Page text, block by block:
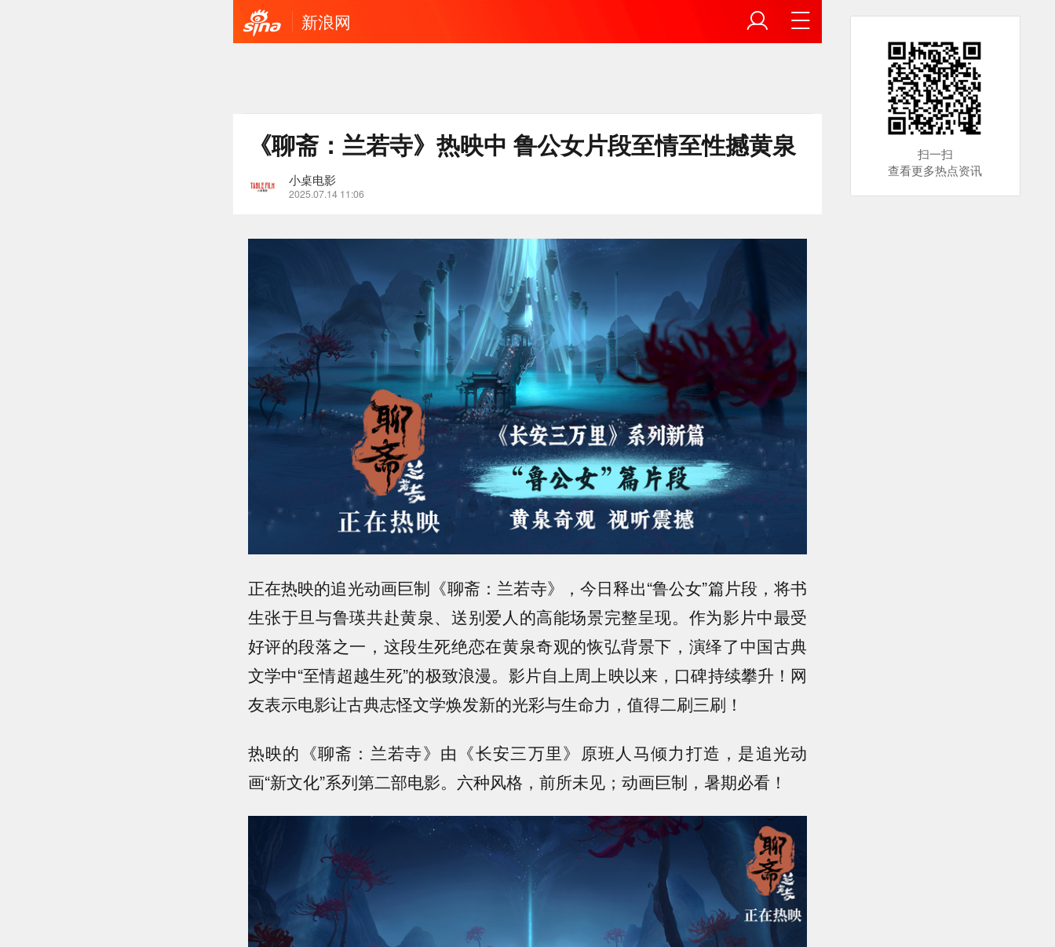
新浪网
《聊斋：兰若寺》热映中 鲁公女片段至情至性撼黄泉
小桌电影
2025.07.14 11:06
正在热映的追光动画巨制《聊斋：兰若寺》，今日释出“鲁公女”篇片段，将书
生张于旦与鲁瑛共赴黄泉、送别爱人的高能场景完整呈现。作为影片中最受
好评的段落之一，这段生死绝恋在黄泉奇观的恢弘背景下，演绎了中国古典
文学中“至情超越生死”的极致浪漫。影片自上周上映以来，口碑持续攀升！网
友表示电影让古典志怪文学焕发新的光彩与生命力，值得二刷三刷！
热映的《聊斋：兰若寺》由《长安三万里》原班人马倾力打造，是追光动
画“新文化”系列第二部电影。 六种风格，前所未见；动画巨制，暑期必看！
扫一扫
查看更多热点资讯